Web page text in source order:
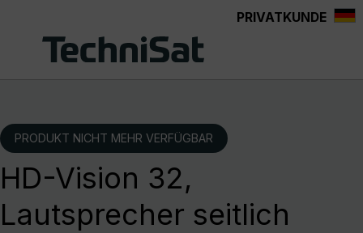
PRIVATKUNDE
PRODUKT NICHT MEHR VERFÜGBAR
HD-Vision 32,
Lautsprecher seitlich